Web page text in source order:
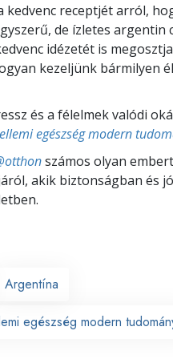
kedvenc receptjét arról,
de ízletes argentin
idézetét is
kezeljünk bármilyen
és a félelmek valódi
egészség modern
számos olyan
akik biztonságban és
Argentína
egészség modern